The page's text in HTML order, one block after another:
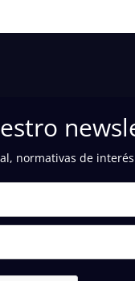
normativas de